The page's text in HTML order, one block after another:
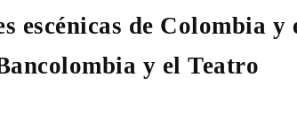
escénicas de Colombia y
y el Teatro